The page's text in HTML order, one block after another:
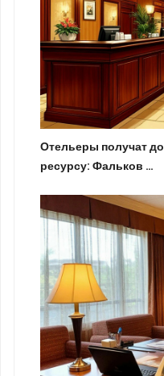
Отельеры получат
ресурсу: Фальков …